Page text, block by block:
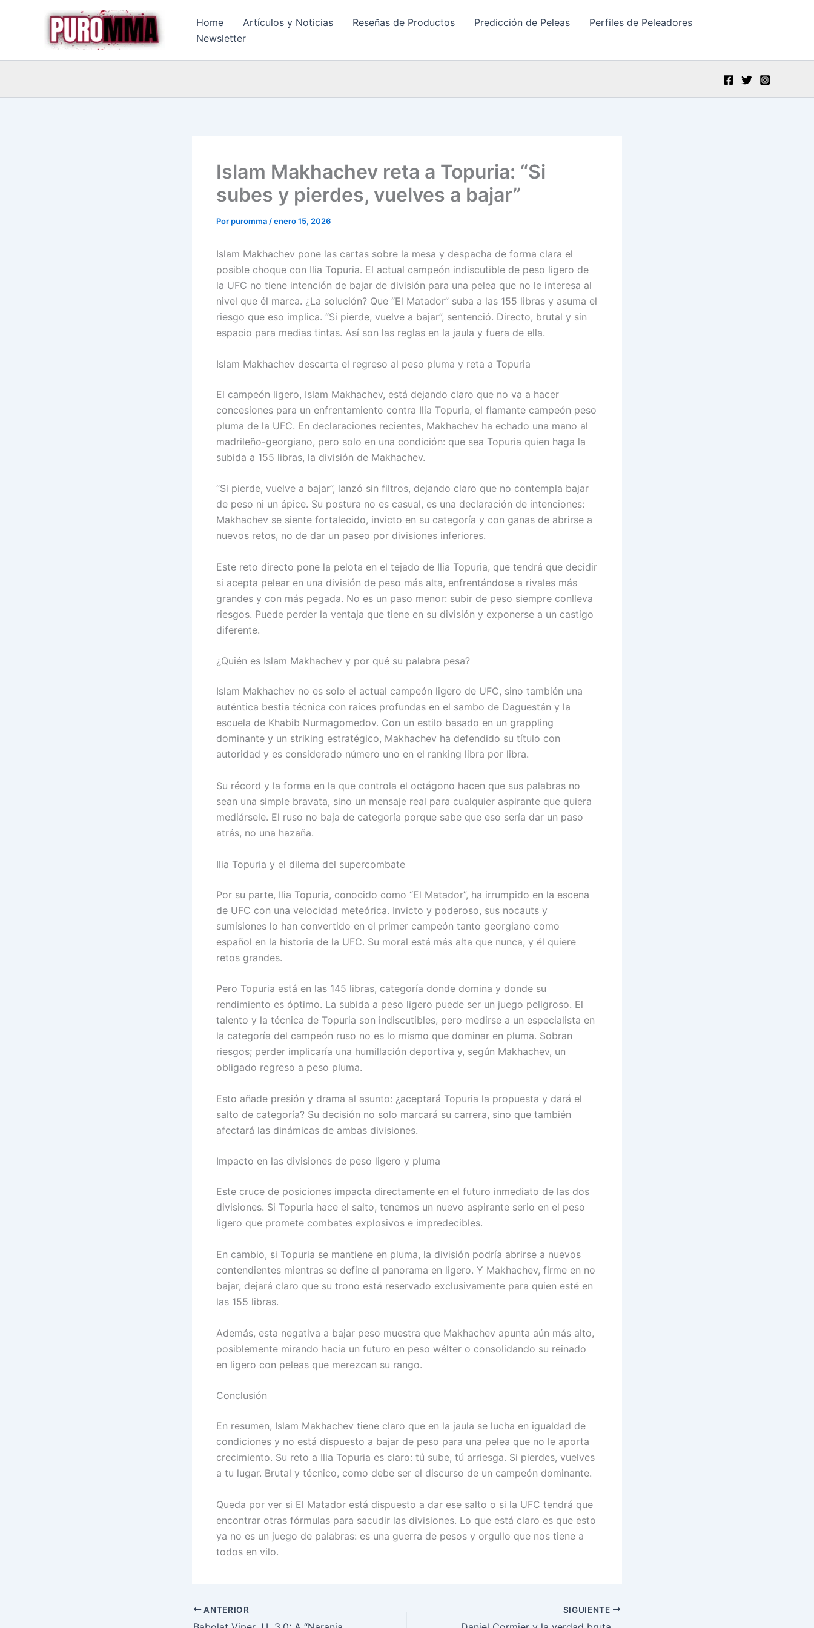
Home Artículos y Noticias Reseñas de Productos Predicción de Peleas
Perfiles de Peleadores
Newsletter
Islam Makhachev reta a Topuria: “Si
subes y pierdes, vuelves a bajar”
Porpuromma /enero 15, 2026
Islam Makhachev pone las cartas sobre la mesa y despacha de forma clara el
posible choque con Ilia Topuria. El actual campeón indiscutible de peso ligero de
la UFC no tiene intención de bajar de división para una pelea que no le interesa al
nivel que él marca. ¿La solución? Que “El Matador” suba a las 155 libras y asuma el
riesgo que eso implica. “Si pierde, vuelve a bajar”, sentenció. Directo, brutal y sin
espacio para medias tintas. Así son las reglas en la jaula y fuera de ella.
Islam Makhachev descarta el regreso al peso pluma y reta a Topuria
El campeón ligero, Islam Makhachev, está dejando claro que no va a hacer
concesiones para un enfrentamiento contra Ilia Topuria, el flamante campeón peso
pluma de la UFC. En declaraciones recientes, Makhachev ha echado una mano al
madrileño-georgiano, pero solo en una condición: que sea Topuria quien haga la
subida a 155 libras, la división de Makhachev.
“Si pierde, vuelve a bajar”, lanzó sin filtros, dejando claro que no contempla bajar
de peso ni un ápice. Su postura no es casual, es una declaración de intenciones:
Makhachev se siente fortalecido, invicto en su categoría y con ganas de abrirse a
nuevos retos, no de dar un paseo por divisiones inferiores.
Este reto directo pone la pelota en el tejado de Ilia Topuria, que tendrá que decidir
si acepta pelear en una división de peso más alta, enfrentándose a rivales más
grandes y con más pegada. No es un paso menor: subir de peso siempre conlleva
riesgos. Puede perder la ventaja que tiene en su división y exponerse a un castigo
diferente.
¿Quién es Islam Makhachev y por qué su palabra pesa?
Islam Makhachev no es solo el actual campeón ligero de UFC, sino también una
auténtica bestia técnica con raíces profundas en el sambo de Daguestán y la
escuela de Khabib Nurmagomedov. Con un estilo basado en un grappling
dominante y un striking estratégico, Makhachev ha defendido su título con
autoridad y es considerado número uno en el ranking libra por libra.
Su récord y la forma en la que controla el octágono hacen que sus palabras no
sean una simple bravata, sino un mensaje real para cualquier aspirante que quiera
mediársele. El ruso no baja de categoría porque sabe que eso sería dar un paso
atrás, no una hazaña.
Ilia Topuria y el dilema del supercombate
Por su parte, Ilia Topuria, conocido como “El Matador”, ha irrumpido en la escena
de UFC con una velocidad meteórica. Invicto y poderoso, sus nocauts y
sumisiones lo han convertido en el primer campeón tanto georgiano como
español en la historia de la UFC. Su moral está más alta que nunca, y él quiere
retos grandes.
Pero Topuria está en las 145 libras, categoría donde domina y donde su
rendimiento es óptimo. La subida a peso ligero puede ser un juego peligroso. El
talento y la técnica de Topuria son indiscutibles, pero medirse a un especialista en
la categoría del campeón ruso no es lo mismo que dominar en pluma. Sobran
riesgos; perder implicaría una humillación deportiva y, según Makhachev, un
obligado regreso a peso pluma.
Esto añade presión y drama al asunto: ¿aceptará Topuria la propuesta y dará el
salto de categoría? Su decisión no solo marcará su carrera, sino que también
afectará las dinámicas de ambas divisiones.
Impacto en las divisiones de peso ligero y pluma
Este cruce de posiciones impacta directamente en el futuro inmediato de las dos
divisiones. Si Topuria hace el salto, tenemos un nuevo aspirante serio en el peso
ligero que promete combates explosivos e impredecibles.
En cambio, si Topuria se mantiene en pluma, la división podría abrirse a nuevos
contendientes mientras se define el panorama en ligero. Y Makhachev, firme en no
bajar, dejará claro que su trono está reservado exclusivamente para quien esté en
las 155 libras.
Además, esta negativa a bajar peso muestra que Makhachev apunta aún más alto,
posiblemente mirando hacia un futuro en peso wélter o consolidando su reinado
en ligero con peleas que merezcan su rango.
Conclusión
En resumen, Islam Makhachev tiene claro que en la jaula se lucha en igualdad de
condiciones y no está dispuesto a bajar de peso para una pelea que no le aporta
crecimiento. Su reto a Ilia Topuria es claro: tú sube, tú arriesga. Si pierdes, vuelves
a tu lugar. Brutal y técnico, como debe ser el discurso de un campeón dominante.
Queda por ver si El Matador está dispuesto a dar ese salto o si la UFC tendrá que
encontrar otras fórmulas para sacudir las divisiones. Lo que está claro es que esto
ya no es un juego de palabras: es una guerra de pesos y orgullo que nos tiene a
todos en vilo.
ANTERIOR SIGUIENTE